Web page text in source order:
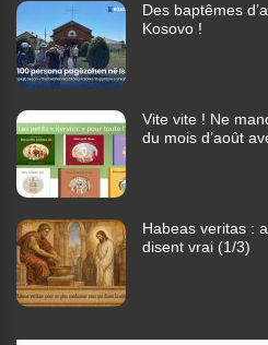
Des baptêmes
Kosovo !
Vite vite ! Ne
du mois d’août
Habeas veritas :
disent vrai (1/3)